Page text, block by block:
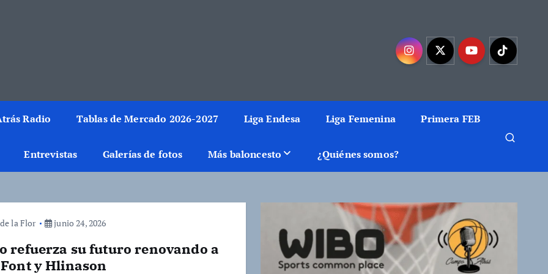
Radio Tablas de Mercado 2026-2027 Liga Endesa Liga Femenina Primera FEB
Entrevistas Galerías de fotos Más baloncesto ¿Quiénes somos?
la Flor junio 24, 2026
refuerza su futuro renovando a
y Hlinason